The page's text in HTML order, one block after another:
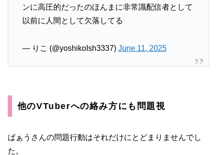
ンに高圧的だったのほんまに非常識配信者として
以前に人間として欠落してる
— りこ (@yoshikoIsh3337) June 11, 2025
他のVTuberへの絡み方にも問題視
ばぁうさんの問題行動はそれだけにとどまりませんでし
た。